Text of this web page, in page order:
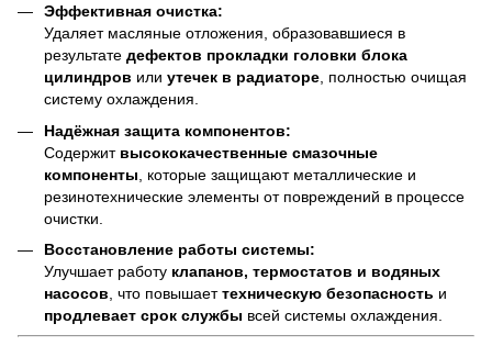
Эффективная очистка:
Удаляет масляные отложения, образовавшиеся в
результате дефектов прокладки головки блока
цилиндров или утечек в радиаторе , полностью очищая
систему охлаждения.
Надёжная защита компонентов:
Содержит высококачественные смазочные
компоненты , которые защищают металлические и
резинотехнические элементы от повреждений в процессе
очистки.
Восстановление работы системы:
Улучшает работу клапанов, термостатов и водяных
насосов , что повышаеттехническую безопасность и
продлевает срок службы всей системы охлаждения.